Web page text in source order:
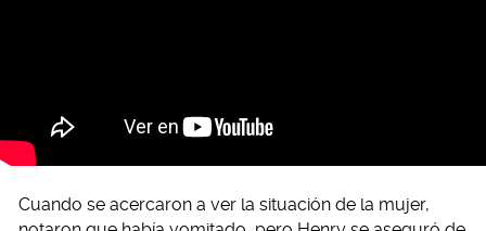
Cuando se acercaron a ver la situación de la mujer,